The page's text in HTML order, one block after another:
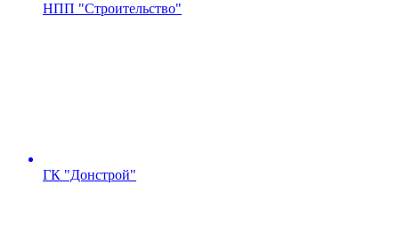
НПП "Строительство"
ГК "Донстрой"